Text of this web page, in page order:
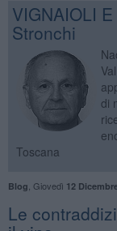
VIGNAIOLI
Stronchi
di
Toscana
Blog Giovedì 12
Le